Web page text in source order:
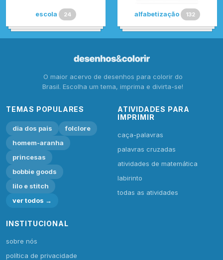
escola 24 alfabetização 132
O maior acervo de desenhos para colorir do
Brasil. Escolha um tema, imprima e divirta-se!
TEMAS POPULARES
dia dos pais
folclore
homem-aranha
princesas
bobbie goods
lilo e stitch
ver todos →
ATIVIDADES PARA
IMPRIMIR
caça-palavras
palavras cruzadas
atividades de matemática
labirinto
todas as atividades
INSTITUCIONAL
sobre nós
política de privacidade